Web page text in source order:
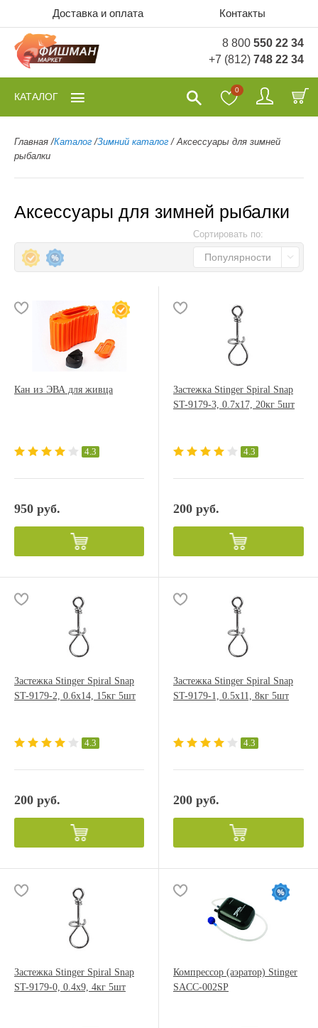
Доставка и оплата Контакты
8 800 550 22 34
+7 (812) 748 22 34
0
КАТАЛОГ
Главная /Каталог /Зимний каталог /Аксессуары для зимней
рыбалки
Аксессуары для зимней рыбалки
Сортировать по:
Популярности
Кан из ЭВА для живца
4.3
950 руб.
Застежка Stinger Spiral Snap
ST-9179-3, 0.7x17, 20кг 5шт
4.3
200 руб.
Застежка Stinger Spiral Snap
ST-9179-2, 0.6x14, 15кг 5шт
4.3
200 руб.
Застежка Stinger Spiral Snap
ST-9179-1, 0.5x11, 8кг 5шт
4.3
200 руб.
Застежка Stinger Spiral Snap
ST-9179-0, 0.4x9, 4кг 5шт
Компрессор (аэратор) Stinger
SACC-002SP